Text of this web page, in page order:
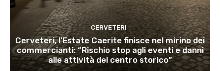
CERVETERI
Cerveteri, l’Estate Caerite finisce nel mirino dei
commercianti: “Rischio stop agli eventi e danni
alle attività del centro storico”